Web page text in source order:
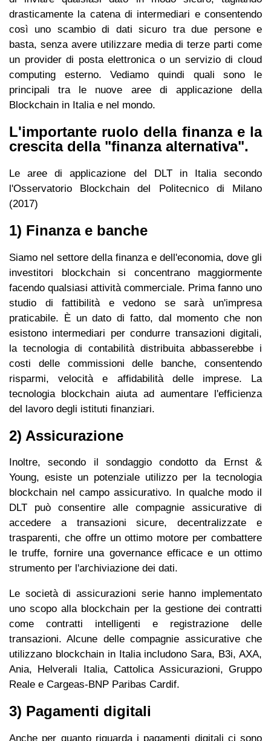
drasticamente la catena di intermediari e consentendo
così uno scambio di dati sicuro tra due persone e
basta, senza avere utilizzare media di terze parti come
un provider di posta elettronica o un servizio di cloud
computing esterno. Vediamo quindi quali sono le
principali tra le nuove aree di applicazione della
Blockchain in Italia e nel mondo.
L'importante ruolo della finanza e la
crescita della "finanza alternativa".
Le aree di applicazione del DLT in Italia secondo
l'Osservatorio Blockchain del Politecnico di Milano
(2017)
1) Finanza e banche
Siamo nel settore della finanza e dell'economia, dove gli
investitori blockchain si concentrano maggiormente
facendo qualsiasi attività commerciale. Prima fanno uno
studio di fattibilità e vedono se sarà un'impresa
praticabile. È un dato di fatto, dal momento che non
esistono intermediari per condurre transazioni digitali,
la tecnologia di contabilità distribuita abbasserebbe i
costi delle commissioni delle banche, consentendo
risparmi, velocità e affidabilità delle imprese. La
tecnologia blockchain aiuta ad aumentare l'efficienza
del lavoro degli istituti finanziari.
2) Assicurazione
Inoltre, secondo il sondaggio condotto da Ernst &
Young, esiste un potenziale utilizzo per la tecnologia
blockchain nel campo assicurativo. In qualche modo il
DLT può consentire alle compagnie assicurative di
accedere a transazioni sicure, decentralizzate e
trasparenti, che offre un ottimo motore per combattere
le truffe, fornire una governance efficace e un ottimo
strumento per l'archiviazione dei dati.
Le società di assicurazioni serie hanno implementato
uno scopo alla blockchain per la gestione dei contratti
come contratti intelligenti e registrazione delle
transazioni. Alcune delle compagnie assicurative che
utilizzano blockchain in Italia includono Sara, B3i, AXA,
Ania, Helverali Italia, Cattolica Assicurazioni, Gruppo
Reale e Cargeas-BNP Paribas Cardif.
3) Pagamenti digitali
Anche per quanto riguarda i pagamenti digitali ci sono